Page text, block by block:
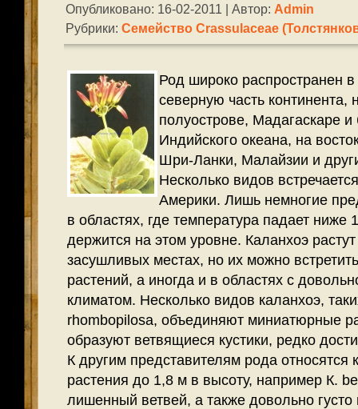
Опубликовано: 16-02-2011 | Автор: Admin
Рубрики: Семейство Crassulaceae
Род широко распространен
северную часть континента,
полуострове, Мадагаскаре
Индийского океана, на
Шри-Ланки, Малайзии и
Несколько видов
Америки. Лишь немногие
в областях, где температура падает ниже
держится на этом уровне. Каланхоэ
засушливых местах, но их можно
растений, а иногда и в областях с
климатом. Несколько видов каланхоэ,
rhombopilosa, объеди­няют миниатюрные
образуют ветвящиеся кустики, редко
К другим представителям рода относятся
растения до 1,8 м в высоту, например К.
лишенный ветвей, а также довольно густо